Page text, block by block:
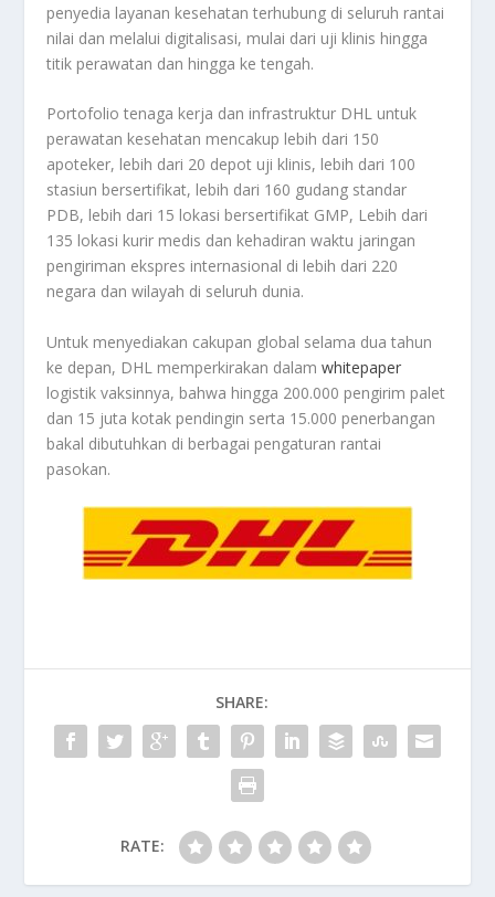
penyedia layanan kesehatan terhubung di seluruh rantai
nilai dan melalui digitalisasi, mulai dari uji klinis hingga
titik perawatan dan hingga ke tengah.
Portofolio tenaga kerja dan infrastruktur DHL untuk
perawatan kesehatan mencakup lebih dari 150
apoteker, lebih dari 20 depot uji klinis, lebih dari 100
stasiun bersertifikat, lebih dari 160 gudang standar
PDB, lebih dari 15 lokasi bersertifikat GMP, Lebih dari
135 lokasi kurir medis dan kehadiran waktu jaringan
pengiriman ekspres internasional di lebih dari 220
negara dan wilayah di seluruh dunia.
Untuk menyediakan cakupan global selama dua tahun
ke depan, DHL memperkirakan dalamwhitepaper
logistik vaksinnya, bahwa hingga 200.000 pengirim palet
dan 15 juta kotak pendingin serta 15.000 penerbangan
bakal dibutuhkan di berbagai pengaturan rantai
pasokan.
SHARE:
RATE: